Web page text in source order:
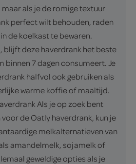
als je de romige textuur
perfect wilt behouden, raden
de koelkast te bewaren.
blijft deze haverdrank het beste
binnen 7 dagen consumeert. Je
halfvol ook gebruiken als
warme koffie of maaltijd.
Als je op zoek bent
de Oatly haverdrank, kun je
melkalternatieven van
amandelmelk, sojamelk of
geweldige opties als je